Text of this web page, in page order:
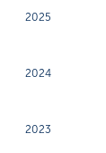
2025
2024
2023